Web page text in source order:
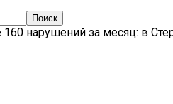
160 нарушений за месяц: в